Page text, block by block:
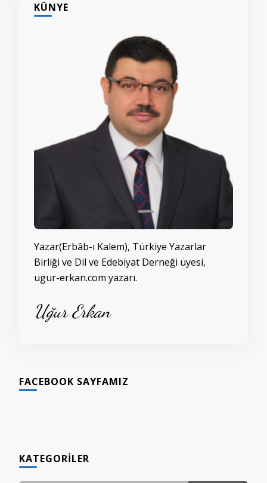
KÜNYE
Yazar(Erbâb-ı Kalem), Türkiye Yazarlar
Birliği ve Dil ve Edebiyat Derneği üyesi,
ugur-erkan.com yazarı.
Uğur Erkan
FACEBOOK SAYFAMIZ
KATEGORILER